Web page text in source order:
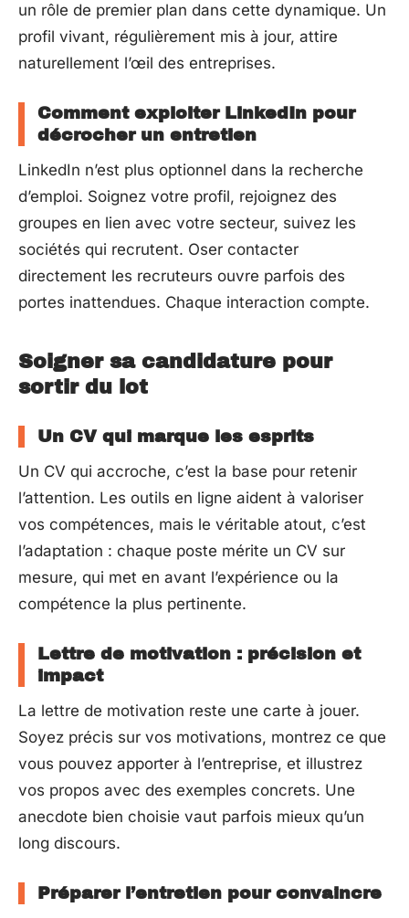
un rôle de premier plan dans cette dynamique. Un
profil vivant, régulièrement mis à jour, attire
naturellement l’œil des entreprises.
Comment exploiter LinkedIn pour
décrocher un entretien
LinkedIn n’est plus optionnel dans la recherche
d’emploi. Soignez votre profil, rejoignez des
groupes en lien avec votre secteur, suivez les
sociétés qui recrutent. Oser contacter
directement les recruteurs ouvre parfois des
portes inattendues. Chaque interaction compte.
Soigner sa candidature pour
sortir du lot
Un CV qui marque les esprits
Un CV qui accroche, c’est la base pour retenir
l’attention. Les outils en ligne aident à valoriser
vos compétences, mais le véritable atout, c’est
l’adaptation : chaque poste mérite un CV sur
mesure, qui met en avant l’expérience ou la
compétence la plus pertinente.
Lettre de motivation : précision et
impact
La lettre de motivation reste une carte à jouer.
Soyez précis sur vos motivations, montrez ce que
vous pouvez apporter à l’entreprise, et illustrez
vos propos avec des exemples concrets. Une
anecdote bien choisie vaut parfois mieux qu’un
long discours.
Préparer l’entretien pour convaincre